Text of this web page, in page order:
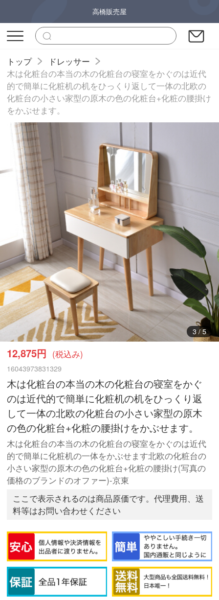
高橋販売屋
トップ
ドレッサー
木は化粧台の本当の木の化粧台の寝室をかぐのは近代
的で簡単に化粧机の机をひっくり返して一体の北欧の
化粧台の小さい家型の原木の色の化粧台+化粧の腰掛け
をかぶせます。
4/5
12,875円 (税込み)
16043973831329
木は化粧台の本当の木の化粧台の寝室をかぐ
のは近代的で簡単に化粧机の机をひっくり返
して一体の北欧の化粧台の小さい家型の原木
の色の化粧台+化粧の腰掛けをかぶせます。
木は化粧台の本当の木の化粧台の寝室をかぐのは近代
的で簡単に化粧机の一体をかぶせます北欧の化粧台の
小さい家型の原木の色の化粧台+化粧の腰掛け(写真の
価格のブランドのオファー)-京東
ここで表示されるのは商品原価です。代理費用、送
料等はお問い合わせください